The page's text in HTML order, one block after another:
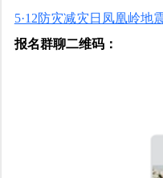
5·12防灾减灾日凤凰岭地
报名群聊二维码：